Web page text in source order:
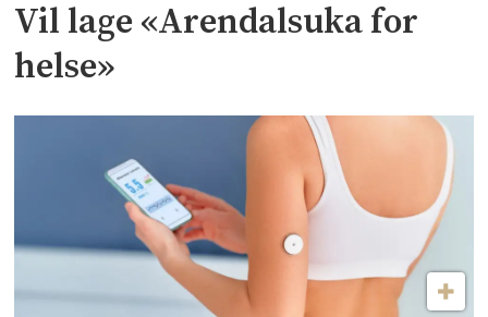
Vil lage «Arendalsuka for
helse»